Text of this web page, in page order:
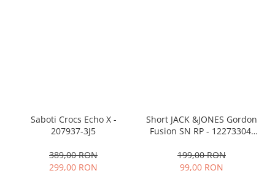
Saboti Crocs Echo X -
207937-3J5
389,00 RON
299,00 RON
Short JACK &JONES Gordon
Fusion SN RP - 12273304-
199,00 RON
99,00 RON